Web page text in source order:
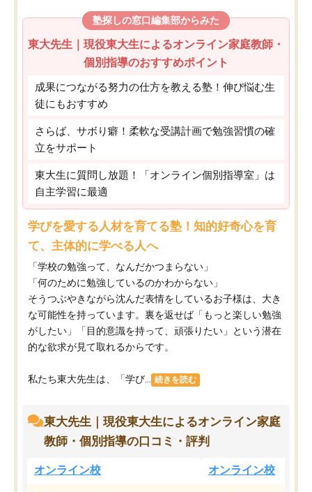
塾探しの窓口編集部からみた
東大先生｜現役東大生によるオンライン家庭教師・
個別指導のおすすめポイント
成果につながる努力の仕方を教える塾！伸び悩む生
徒にもおすすめ
さらば、サボり癖！柔軟な受講計画で勉強習慣の確
立をサポート
東大生に質問し放題！「オンライン個別指導室」は
自主学習に最適
学びを愛する人材を育てる塾！知的好奇心を育
て、主体的に学べる人へ
「学校の勉強って、なんだかつまらない」
「何のために勉強しているのかわからない」
そうつぶやきながら沈んだ表情をしているお子様は、大き
な可能性を持っています。裏を返せば「もっと楽しい勉強
がしたい」「目的意識を持って、頑張りたい」という潜在
的な欲求が見て取れるからです。
私たち東大先生は、「学び... 続きを読む
東大先生｜現役東大生によるオンライン家庭
教師・個別指導の口コミ・評判
オンライン校 オンライン校